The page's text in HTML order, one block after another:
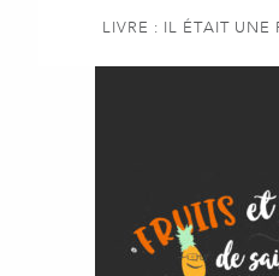
LIVRE : IL ÉTAIT UNE